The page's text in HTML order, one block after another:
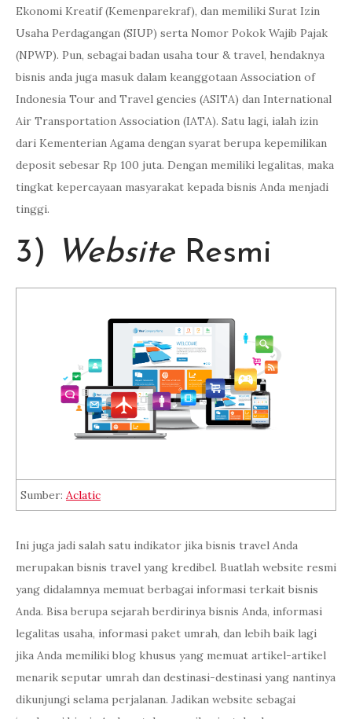
Ekonomi Kreatif (Kemenparekraf), dan memiliki Surat Izin
Usaha Perdagangan (SIUP) serta Nomor Pokok Wajib Pajak
(NPWP). Pun, sebagai badan usaha tour & travel, hendaknya
bisnis anda juga masuk dalam keanggotaan Association of
Indonesia Tour and Travel gencies (ASITA) dan International
Air Transportation Association (IATA). Satu lagi, ialah izin
dari Kementerian Agama dengan syarat berupa kepemilikan
deposit sebesar Rp 100 juta. Dengan memiliki legalitas, maka
tingkat kepercayaan masyarakat kepada bisnis Anda menjadi
tinggi.
3) Website Resmi
Sumber: Aclatic
Ini juga jadi salah satu indikator jika bisnis travel Anda
merupakan bisnis travel yang kredibel. Buatlah website resmi
yang didalamnya memuat berbagai informasi terkait bisnis
Anda. Bisa berupa sejarah berdirinya bisnis Anda, informasi
legalitas usaha, informasi paket umrah, dan lebih baik lagi
jika Anda memiliki blog khusus yang memuat artikel-artikel
menarik seputar umrah dan destinasi-destinasi yang nantinya
dikunjungi selama perjalanan. Jadikan website sebagai